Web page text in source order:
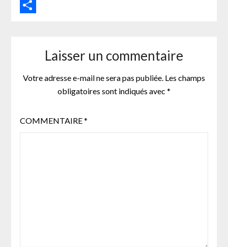
LinkedIn
Laisser un commentaire
Votre adresse e-mail ne sera pas publiée. Les champs
obligatoires sont indiqués avec *
COMMENTAIRE*